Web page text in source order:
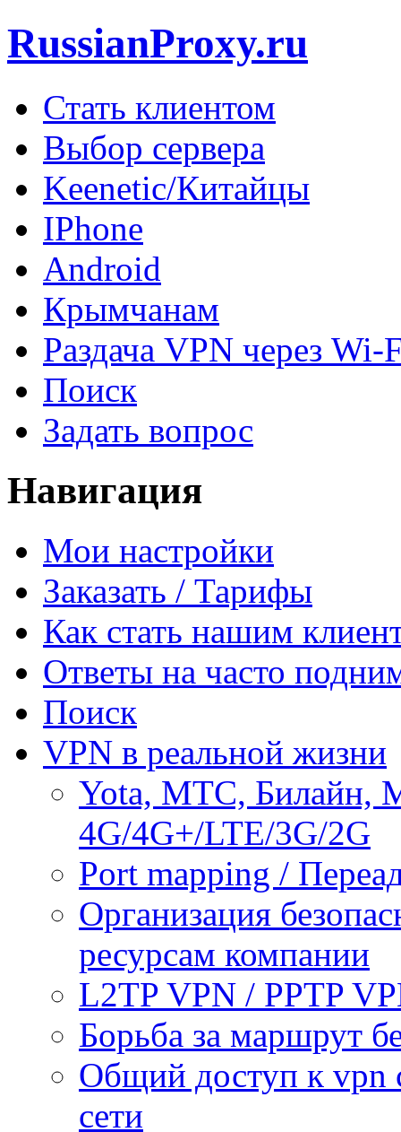
RussianProxy.ru
Стать клиентом
Выбор сервера
Keenetic/Китайцы
IPhone
Android
Крымчанам
Раздача VPN через Wi-
Поиск
Задать вопрос
Навигация
Мои настройки
Заказать / Тарифы
Как стать нашим
Ответы на часто
Поиск
VPN в реальной жизни
Yota, МТС, Билайн,
4G/4G+/LTE/3G/2G
Port mapping /
Организация
ресурсам компании
L2TP VPN / PPTP
Борьба за маршрут
Общий доступ к vpn
сети